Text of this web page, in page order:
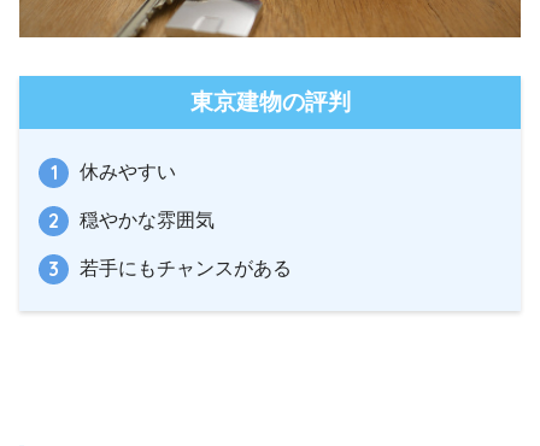
東京建物の評判
休みやすい
穏やかな雰囲気
若手にもチャンスがある